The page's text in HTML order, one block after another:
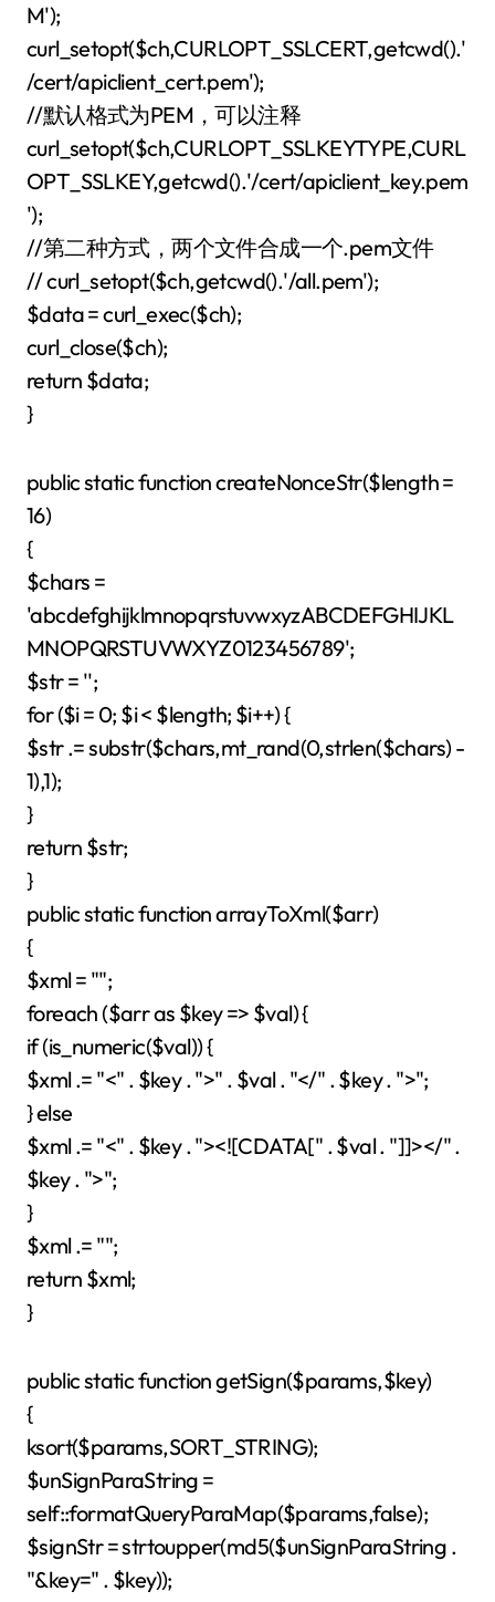
M');
curl_setopt($ch,CURLOPT_SSLCERT,getcwd().'
/cert/apiclient_cert.pem');
//默认格式为PEM，可以注释
curl_setopt($ch,CURLOPT_SSLKEYTYPE,CURL
OPT_SSLKEY,getcwd().'/cert/apiclient_key.pem
');
//第二种方式，两个文件合成一个.pem文件
// curl_setopt($ch,getcwd().'/all.pem');
$data = curl_exec($ch);
curl_close($ch);
return $data;
}
public static function createNonceStr($length =
16)
{
$chars =
'abcdefghijklmnopqrstuvwxyzABCDEFGHIJKL
MNOPQRSTUVWXYZ0123456789';
$str = '';
for ($i = 0; $i < $length; $i++) {
$str .= substr($chars,mt_rand(0,strlen($chars) -
1),1);
}
return $str;
}
public static function arrayToXml($arr)
{
$xml = "";
foreach ($arr as $key => $val) {
if (is_numeric($val)) {
$xml .= "<" . $key . ">" . $val . "</" . $key . ">";
} else
$xml .= "<" . $key . "><![CDATA[" . $val . "]]></" .
$key . ">";
}
$xml .= "";
return $xml;
}
public static function getSign($params,$key)
{
ksort($params,SORT_STRING);
$unSignParaString =
self::formatQueryParaMap($params,false);
$signStr = strtoupper(md5($unSignParaString .
"&key=" . $key));